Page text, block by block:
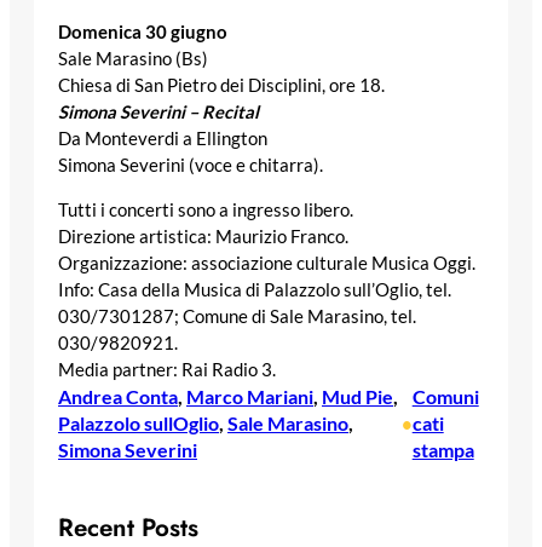
Domenica 30 giugno
Sale Marasino (Bs)
Chiesa di San Pietro dei Disciplini, ore 18.
Simona Severini – Recital
Da Monteverdi a Ellington
Simona Severini (voce e chitarra).
Tutti i concerti sono a ingresso libero.
Direzione artistica: Maurizio Franco.
Organizzazione: associazione culturale Musica Oggi.
Info: Casa della Musica di Palazzolo sull’Oglio, tel.
030/7301287; Comune di Sale Marasino, tel.
030/9820921.
Media partner: Rai Radio 3.
Andrea Conta Marco Mariani Mud Pie
Palazzolo sullOglio Sale Marasino
Simona Severini
•
Comuni
cati
stampa
Recent Posts